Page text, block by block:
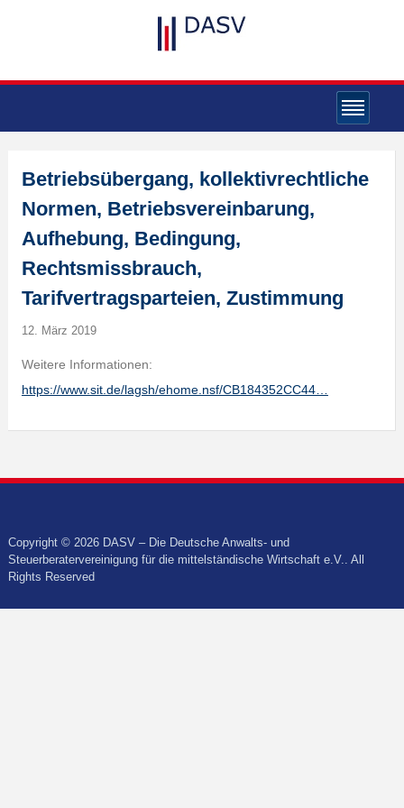
Betriebsübergang, kollektivrechtliche
Normen, Betriebsvereinbarung,
Aufhebung, Bedingung,
Rechtsmissbrauch,
Tarifvertragsparteien, Zustimmung
12. März 2019
Weitere Informationen:
https://www.sit.de/lagsh/ehome.nsf/CB184352CC44…
Copyright © 2026 DASV – Die Deutsche Anwalts- und
Steuerberatervereinigung für die mittelständische Wirtschaft e.V.. All
Rights Reserved